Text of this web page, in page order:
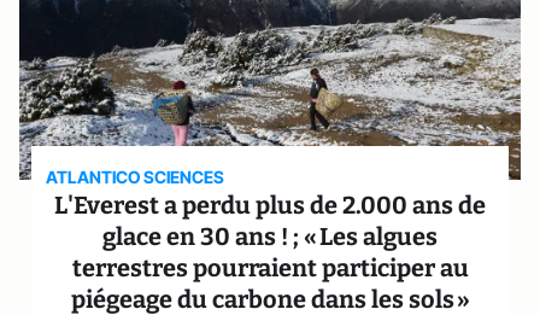
ATLANTICO SCIENCES
L'Everest a perdu plus de 2.000 ans de
glace en 30 ans ! ; « Les algues
terrestres pourraient participer au
piégeage du carbone dans les sols »